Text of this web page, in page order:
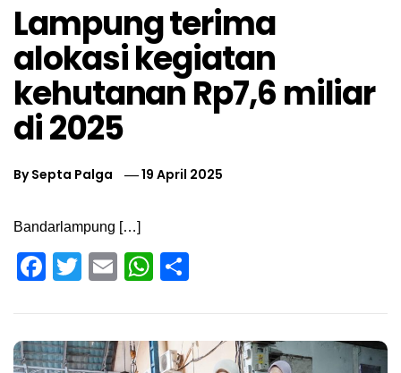
Lampung terima
alokasi kegiatan
kehutanan Rp7,6 miliar
di 2025
BySepta Palga 19 April 2025
Bandarlampung […]
Facebook
Twitter
EmailWhatsApp